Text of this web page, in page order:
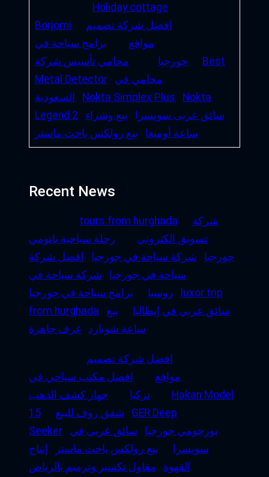
Holiday cottage
Borjomi
افضل شركة تصميم
مواقع
برامج سياحة في
جورجيا
محامي تأسيس شركة
Best
Metal Detector
محامي في
السعودية
Nokta Simplex Plus
Nokta
Legend 2
سائق عربى سويسرا
بيع وشراء
ساعة أوميغا
بيع رولكس ياخت ماستر
Recent News
tours from hurghada
شركة
تسويق الكتروني
رحلة سياحية باتومي
جورجيا
شركة سياحة في جورجيا
افضل شركة
سياحة في جورجيا
شركة سياحة في
روسيا
برامج سياحة في جورجيا
luxor trip
from hurghada
سائق عربي في إيطاليا
بيع
ساعة شوبارد
غرف جاهزة
افضل شركة تصميم
مواقع
افضل مكتب سياحي في
تركيا
جهاز كشف الذهب
Hakan Model
15
شقق روف للبيع
GER Deep
Seeker
بورجومي جورجيا
سائق عربي في
سويسرا
بيع رولكس ياخت ماستر
إنتاج
القهوة
مقاول تكسير وترميم بالرياض